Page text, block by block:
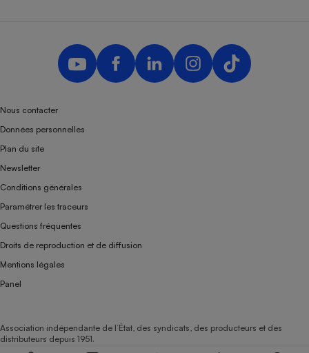
Nous contacter
Données personnelles
Plan du site
Newsletter
Conditions générales
Paramétrer les traceurs
Questions fréquentes
Droits de reproduction et de diffusion
Mentions légales
Panel
Association indépendante de l’État, des syndicats, des producteurs et des
distributeurs depuis 1951.